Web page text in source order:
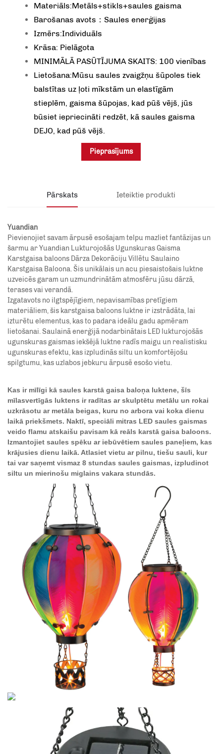
Materiāls:Metāls+stikls+saules gaisma
Barošanas avots：Saules enerģijas
Izmērs:Individuāls
Krāsa: Pielāgota
MINIMĀLĀ PASŪTĪJUMA SKAITS: 100 vienības
Lietošana:Mūsu saules zvaigžņu šūpoles tiek
balstītas uz ļoti mīkstām un elastīgām
stieplēm, gaisma šūpojas, kad pūš vējš, jūs
būsiet iepriecināti redzēt, kā saules gaisma
DEJO, kad pūš vējš.
Pieprasījums
Pārskats Ieteiktie produkti
Yuandian
Pievienojiet savam ārpusē esošajam telpu mazliet fantāzijas un
šarmu ar Yuandian Lukturojošās Ugunskuras Gaisma
Karstgaisa baloons Dārza Dekorāciju Villētu Saulaino
Karstgaisa Baloona. Šis unikālais un acu piesaistošais luktne
uzveicēs garam un uzmundrinātām atmosfēru jūsu dārzā,
terases vai verandā.
Izgatavots no ilgtspējīgiem, nepavisamības pretīgiem
materiāliem, šis karstgaisa baloons luktne ir izstrādāta, lai
izturētu elementus, kas to padara ideālu gadu apmēram
lietošanai. Saulainā enerģijā nodarbinātais LED lukturojošās
ugunskuras gaismas iekšējā luktne radīs maigu un realistisku
ugunskuras efektu, kas izpludinās siltu un komfortējošu
spilgtumu, kas uzlabos jebkuru ārpusē esošo vietu.
Kas ir mīlīgi kā saules karstā gaisa baloņa luktene, šīs
mīlasvertīgās luktens ir radītas ar skulptētu metālu un rokai
uzkrāsotu ar metāla beigas, kuru no arbora vai koka dienu
laikā priekšmets. Naktī, speciāli mitras LED saules gaismas
veido flamu atskaišu pavisam kā reāls karstā gaisa baloons.
Izmantojiet saules spēku ar iebūvētiem saules paneļiem, kas
krājusies dienu laikā. Atlasiet vietu ar pilnu, tiešu sauli, kur
tai var saņemt vismaz 8 stundas saules gaismas, izpludinot
siltu un mierinošu miglains vakara stundās.